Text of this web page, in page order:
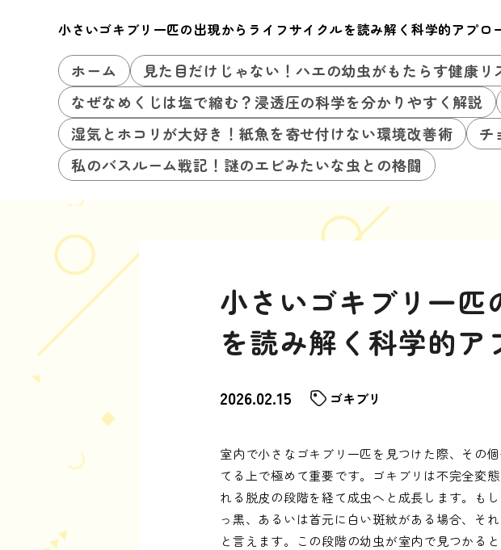
小さいゴキブリ一匹の出現からライフサイクルを読み解く科学的アプロ
ホーム 見た目だけじゃない！ハエの幼虫がもたらす健康リ
なぜなめくじは塩で縮む？浸透圧の科学を分かりやすく解説
湿気とホコリが大好き！紙魚を寄せ付けない環境改善術
チ
私のバスルーム戦記！謎のエビみたいな虫との格闘
小さいゴキブリ一
を読み解く科学的ア
2026.02.15 ゴキブリ
室内で小さなゴキブリ一匹を見つけた際、その
てる上で極めて重要です。ゴキブリは不完全変
れる脱皮の段階を経て成虫へと成長します。も
っ黒、あるいは首元に白い斑紋がある場合、そ
と言えます。この段階の幼虫が室内で見つかる